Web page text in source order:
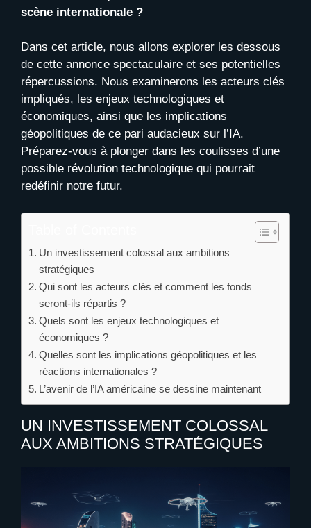
scène internationale ?
Dans cet article, nous allons explorer les dessous
de cette annonce spectaculaire et ses potentielles
répercussions. Nous examinerons les acteurs clés
impliqués, les enjeux technologiques et
économiques, ainsi que les implications
géopolitiques de ce pari audacieux sur l’IA.
Préparez-vous à plonger dans les coulisses d’une
possible révolution technologique qui pourrait
redéfinir notre futur.
Un investissement colossal aux ambitions
stratégiques
Qui sont les acteurs clés et comment les fonds
seront-ils répartis ?
Quels sont les enjeux technologiques et
économiques ?
Quelles sont les implications géopolitiques et les
réactions internationales ?
L’avenir de l’IA américaine se dessine maintenant
UN INVESTISSEMENT COLOSSAL
AUX AMBITIONS STRATÉGIQUES